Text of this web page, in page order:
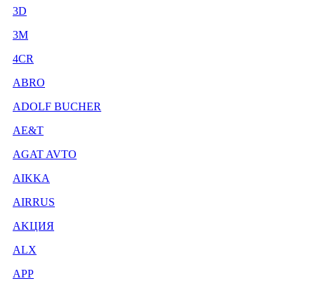
3D
3М
4CR
ABRO
ADOLF BUCHER
AE&T
AGAT AVTO
AIKKA
AIRRUS
AKЦИЯ
ALX
APP